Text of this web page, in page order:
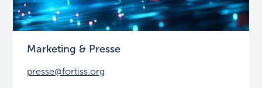
Marketing & Presse
presse@fortiss.org